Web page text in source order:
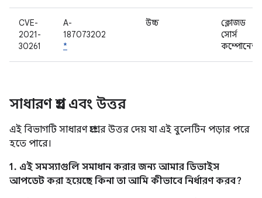
CVE-
2021-
30261
A-
187073202
*
উচ্চ
ক্লোজড
সোর্স
কম্পোনেন্ট
সাধারণ প্রশ্ন এবং উত্তর
এই বিভাগটি সাধারণ প্রশ্নের উত্তর দেয় যা এই বুলেটিন পড়ার পরে
হতে পারে।
1. এই সমস্যাগুলি সমাধান করার জন্য আমার ডিভাইস
আপডেট করা হয়েছে কিনা তা আমি কীভাবে নির্ধারণ করব?